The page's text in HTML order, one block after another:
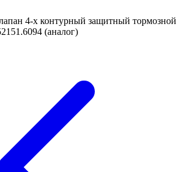
4-х контурный защитный тормозной
(аналог)